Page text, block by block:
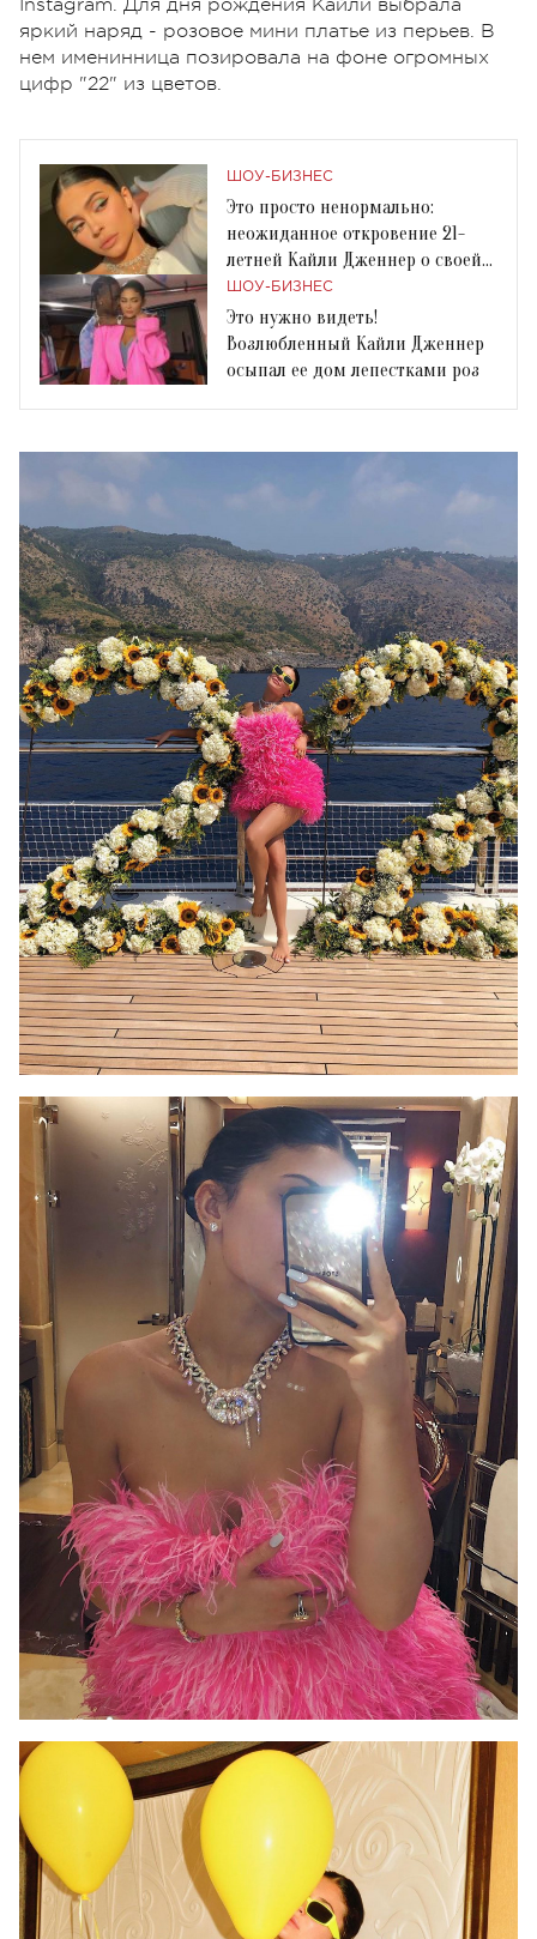
Instagram. Для дня рождения Кайли выбрала
яркий наряд - розовое мини платье из перьев. В
нем именинница позировала на фоне огромных
цифр "22" из цветов.
ШОУ-БИЗНЕС
Это просто ненормально:
неожиданное откровение 21-
летней Кайли Дженнер о своей
публичной жизни
ШОУ-БИЗНЕС
Это нужно видеть!
Возлюбленный Кайли Дженнер
осыпал ее дом лепестками роз